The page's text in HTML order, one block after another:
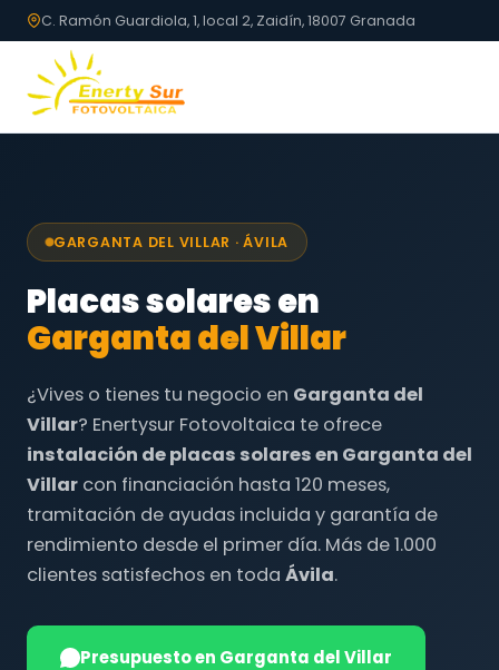
C. Ramón Guardiola, 1, local 2, Zaidín, 18007 Granada
GARGANTA DEL VILLAR · ÁVILA
Placas solares en
Garganta del Villar
¿Vives o tienes tu negocio en Garganta del
Villar? Enertysur Fotovoltaica te ofrece
instalación de placas solares en Garganta del
Villar con financiación hasta 120 meses,
tramitación de ayudas incluida y garantía de
rendimiento desde el primer día. Más de 1.000
clientes satisfechos en toda Ávila.
Presupuesto en Garganta del Villar